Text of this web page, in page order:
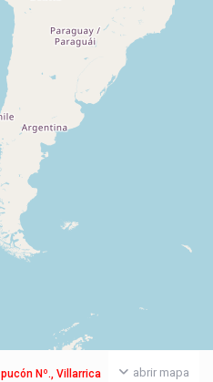
abrir mapa
Nº., Villarrica